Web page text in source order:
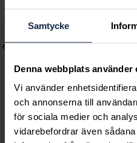
Samtycke
Denna webbplats använder
Vi använder
och annonserna till
för sociala medier och
vidarebefordrar även
Lily and Rose